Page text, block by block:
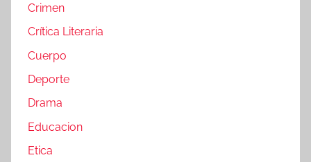
Crimen
Crítica Literaria
Cuerpo
Deporte
Drama
Educacion
Etica